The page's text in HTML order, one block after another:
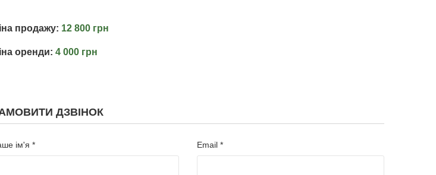
продажу: 12 800 грн
оренди: 4 000 грн
ДЗВІНОК
ім'я * Email *